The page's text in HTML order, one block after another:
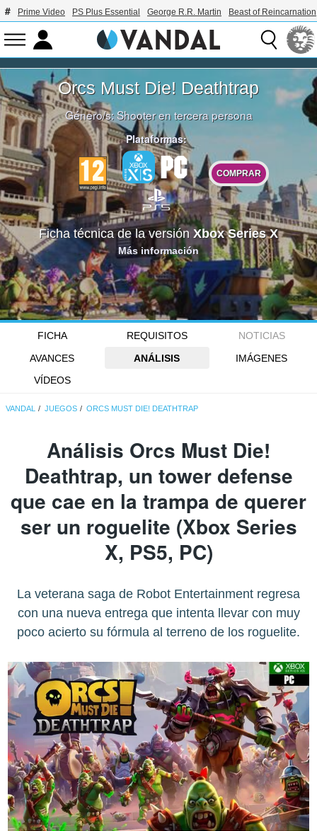
Prime Video PS Plus Essential George R.R. Martin Beast of Reincarnation
Orcs Must Die! Deathtrap
Género/s:Shooter en tercera persona
Plataformas:
COMPRAR
Ficha técnica de la versión Xbox Series X
Más información
FICHA REQUISITOS
NOTICIAS
AVANCES
ANÁLISIS
IMÁGENES
VÍDEOS
VANDAL JUEGOS ORCS MUST DIE! DEATHTRAP
Análisis Orcs Must Die!
Deathtrap, un tower defense
que cae en la trampa de querer
ser un roguelite (Xbox Series
X, PS5, PC)
La veterana saga de Robot Entertainment regresa
con una nueva entrega que intenta llevar con muy
poco acierto su fórmula al terreno de los roguelite.